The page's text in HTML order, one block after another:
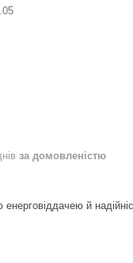
за домовленістю
й